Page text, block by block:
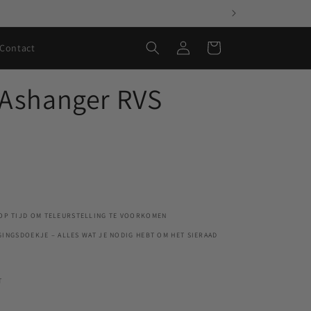
Contact InloggenWinkelwagen
RVS
TIJD OM TELEURSTELLING TE VOORKOMEN
– ALLES WAT JE NODIG HEBT OM HET SIERAAD